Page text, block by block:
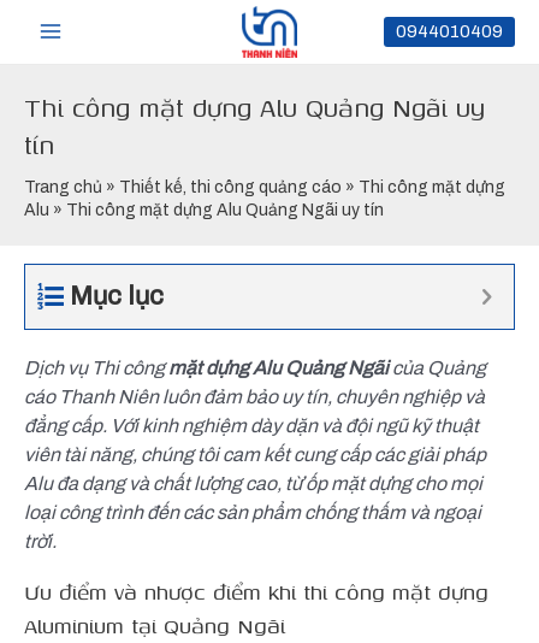
dung
Main
0944010409
Thi công mặt dựng Alu Quảng Ngãi uy
tín
Trang chủ » Thiết kế, thi công quảng cáo » Thi công mặt dựng
Alu » Thi công mặt dựng Alu Quảng Ngãi uy tín
Mục lục
Dịch vụ Thi côngmặt dựng Alu Quảng Ngãicủa Quảng
cáo Thanh Niên luôn đảm bảo uy tín, chuyên nghiệp và
đẳng cấp. Với kinh nghiệm dày dặn và đội ngũ kỹ thuật
viên tài năng, chúng tôi cam kết cung cấp các giải pháp
Alu đa dạng và chất lượng cao, từ ốp mặt dựng cho mọi
loại công trình đến các sản phẩm chống thấm và ngoại
trời.
Ưu điểm và nhược điểm khi thi công mặt dựng
Aluminium tại Quảng Ngãi